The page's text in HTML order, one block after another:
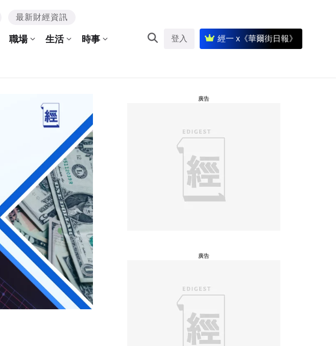
最新財經資訊
職場 生活 時事 登入 經一 x《華爾街日報》
廣告
廣告